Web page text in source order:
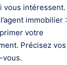
vous intéressent.
immobilier :
votre
Précisez vos
vous.